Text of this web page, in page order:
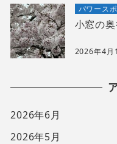
パワース
小窓の
2026年4月
2026年6月
2026年5月